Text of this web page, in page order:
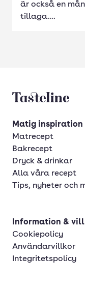
är också en
tillaga....
Tasteline startsida
Matig inspiration
Matrecept
Bakrecept
Dryck & drinkar
Alla våra recept
Tips, nyheter och
Information &
Cookiepolicy
Användarvillkor
Integritetspolicy